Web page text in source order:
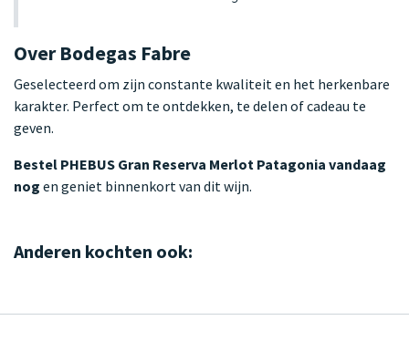
Over Bodegas Fabre
Geselecteerd om zijn constante kwaliteit en het herkenbare
karakter. Perfect om te ontdekken, te delen of cadeau te
geven.
Bestel PHEBUS Gran Reserva Merlot Patagonia vandaag
nog en geniet binnenkort van dit wijn.
Anderen kochten ook: